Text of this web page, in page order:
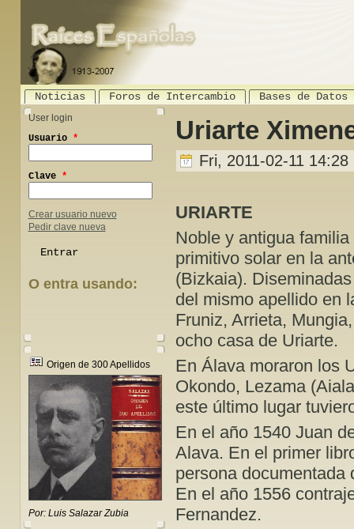
Noticias Foros de Intercambio Bases de Datos
User login
Usuario *
Clave *
Crear usuario nuevo
Pedir clave nueva
O entra usando:
Origen de 300 Apellidos
Por: Luis Salazar Zubia
Uriarte
Fri, 2011-02-11 14:28
URIARTE
Noble y antigua
primitivo solar en la
(Bizkaia).
del mismo apellido en
Fruniz, Arrieta,
ocho casa de Uriarte.
En Álava moraron los
Okondo, Lezama
este último lugar
En el año 1540 Juan
Alava. En el primer
persona documentada
En el año 1556
Fernandez.